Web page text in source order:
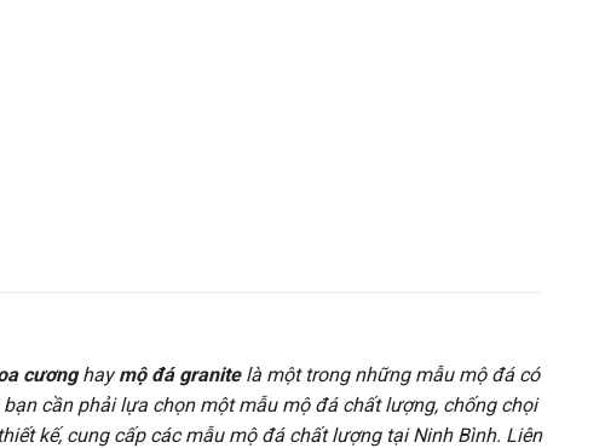
cươnghaymộ đá granitelà một trong những mẫu mộ đá có
cần phải lựa chọn một mẫu mộ đá chất lượng, chống chọi
kế, cung cấp các mẫu mộ đá chất lượng tại Ninh Bình. Liên